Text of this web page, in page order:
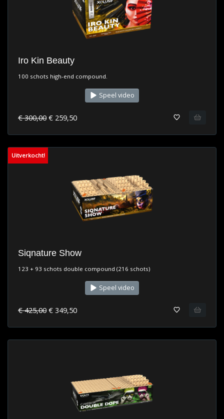
Iro Kin Beauty
100 schots high-end compound.
Speel video
€ 300,00 € 259,50
Uitverkocht!
Siqnature Show
123 + 93 schots double compound (216 schots)
Speel video
€ 425,00 € 349,50